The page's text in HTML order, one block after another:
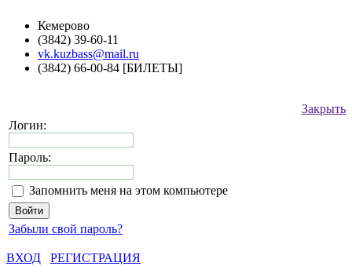
Кемерово
(3842) 39-60-11
vk.kuzbass@mail.ru
(3842) 66-00-84 [БИЛЕТЫ]
Закрыть
Логин:
Пароль:
Запомнить меня на этом компьютере
Забыли свой пароль?
ВХОД
РЕГИСТРАЦИЯ